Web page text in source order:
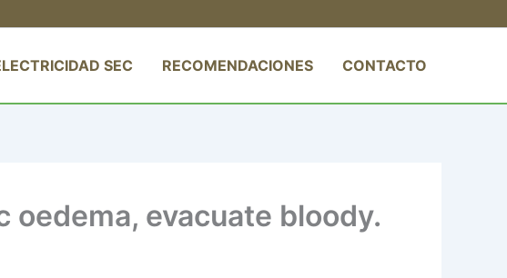
SEC RECOMENDACIONES CONTACTO
evacuate bloody.